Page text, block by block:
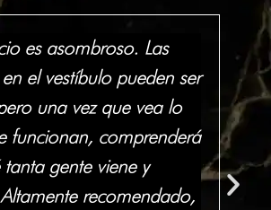
es asombroso. Las
el vestíbulo pueden ser
una vez que vea lo
funcionan, comprenderá
gente viene y
recomendado,